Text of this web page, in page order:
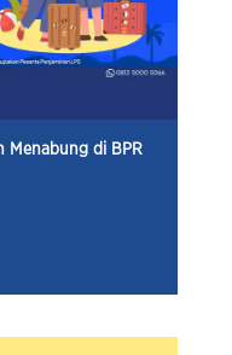
Menabung di BPR